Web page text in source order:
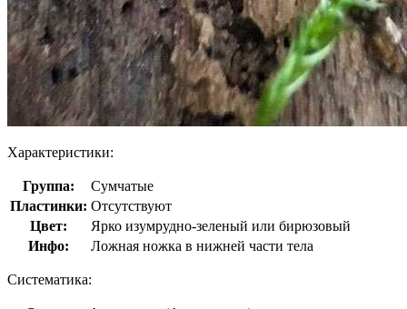
Характеристики:
Группа:
Сумчатые
Пластинки: Отсутствуют
Цвет:
Ярко изумрудно-зеленый или бирюзовый
Инфо:
Ложная ножка в нижней части тела
Систематика: